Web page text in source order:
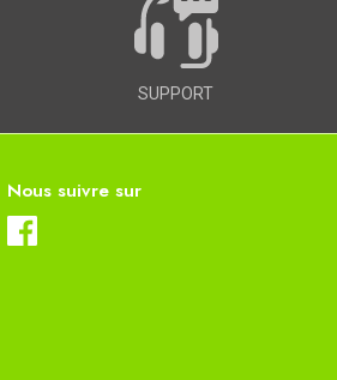
SUPPORT
Nous suivre sur